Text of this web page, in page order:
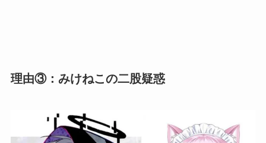
理由③：みけねこの二股疑惑